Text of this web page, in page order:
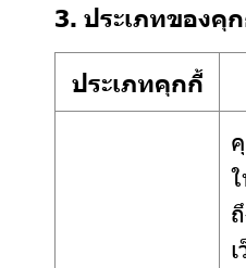
3. ประเภทของคุ
ประเภทคุกกี้